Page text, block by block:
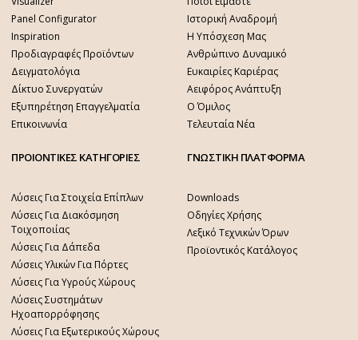
Panel Configurator
Inspiration
Προδιαγραφές Προϊόντων
Δειγματολόγια
Δίκτυο Συνεργατών
Εξυπηρέτηση Επαγγελματία
Επικοινωνία
Ιστορική Αναδρομή
Η Υπόσχεση Μας
Ανθρώπινο Δυναμικό
Ευκαιρίες Καριέρας
Αειφόρος Ανάπτυξη
Ο Όμιλος
Τελευταία Νέα
ΠΡΟΙΟΝΤΙΚΕΣ ΚΑΤΗΓΟΡΙΕΣ
Λύσεις Για Στοιχεία Επίπλων
Λύσεις Για Διακόσμηση
Τοιχοποιίας
Λύσεις Για Δάπεδα
Λύσεις Υλικών Για Πόρτες
Λύσεις Για Υγρούς Χώρους
Λύσεις Συστημάτων
Ηχοαπορρόφησης
Λύσεις Για Εξωτερικούς Χώρους
ΓΝΩΣΤΙΚΗ ΠΛΑΤΦΟΡΜΑ
Downloads
Οδηγίες Χρήσης
Λεξικό Τεχνικών Όρων
Προϊοντικός Κατάλογος